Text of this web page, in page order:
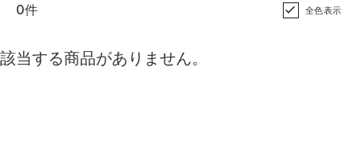
0件 全色表示
該当する商品がありません。